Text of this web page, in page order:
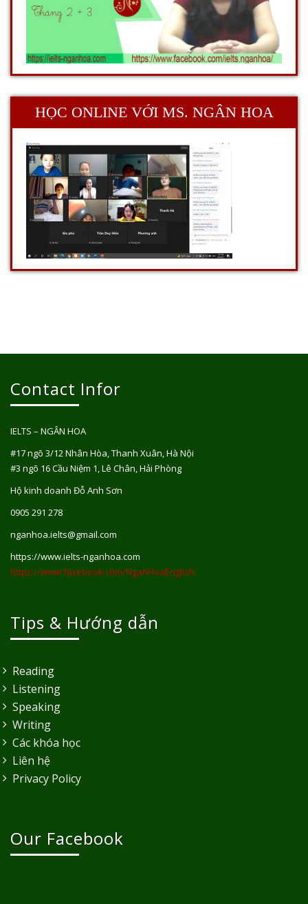
HỌC ONLINE VỚI MS. NGÂN HOA
Contact Infor
IELTS – NGÂN HOA
#17 ngõ 3/12 Nhân Hòa, Thanh Xuân, Hà Nội
#3 ngõ 16 Cầu Niệm 1, Lê Chân, Hải Phòng
Hộ kinh doanh Đỗ Anh Sơn
0905 291 278
nganhoa.ielts@gmail.com
https://www.ielts-nganhoa.com
https://www.facebook.com/NganHoaEnglish
Tips & Hướng dẫn
Reading
Listening
Speaking
Writing
Các khóa học
Liên hệ
Privacy Policy
Our Facebook